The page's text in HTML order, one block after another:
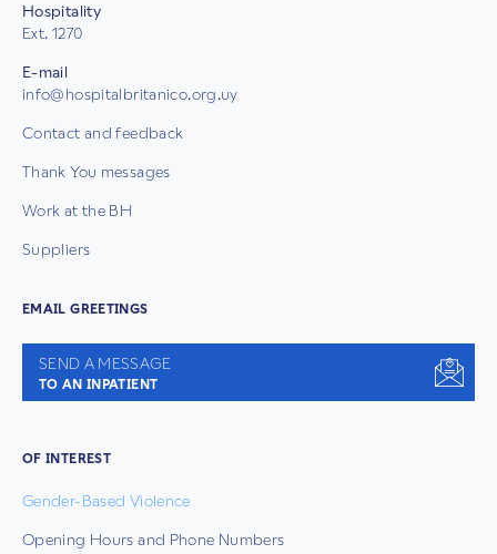
Hospitality
Ext. 1270
E-mail
info@hospitalbritanico.org.uy
Contact and feedback
Thank You messages
Work at the BH
Suppliers
EMAIL GREETINGS
SEND A MESSAGE
TO AN INPATIENT
OF INTEREST
Gender-Based Violence
Opening Hours and Phone Numbers